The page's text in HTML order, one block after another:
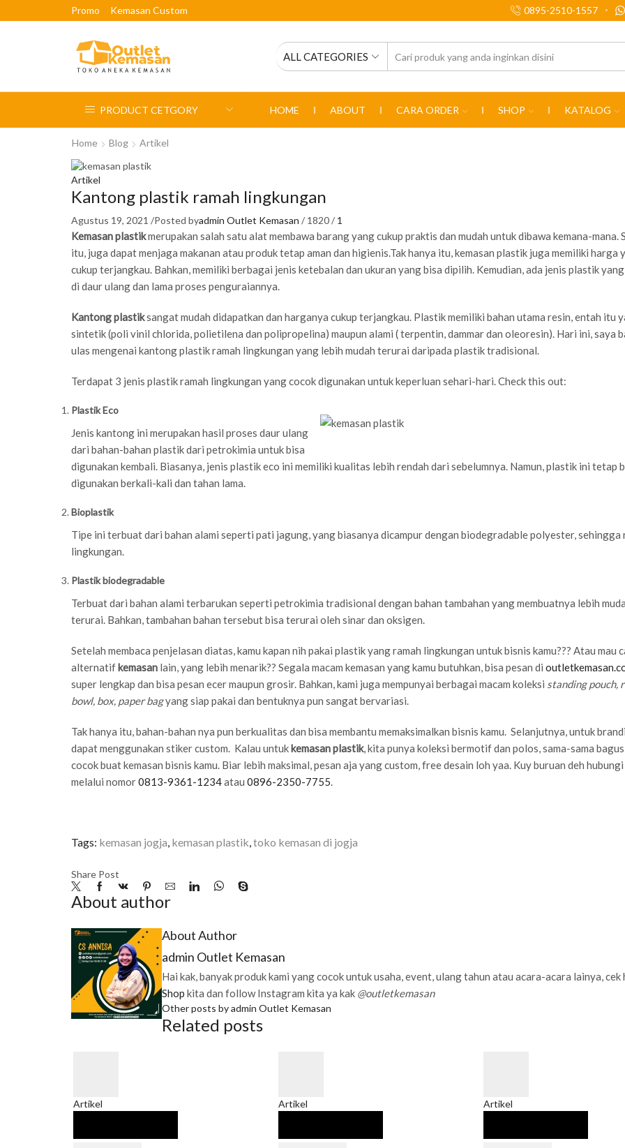
Promo Kemasan Custom 0895-2510-1557
ALL CATEGORIES
SEARCH
PRODUCT CETGORY HOME ABOUT CARA ORDER SHOP KATALOG
Home Blog Artikel
Artikel
Kantong plastik ramah lingkungan
Agustus 19, 2021 /Posted byadmin Outlet Kemasan / 1820/ 1
Kemasan plastikmerupakan salah satu alat membawa barang yang cukup praktis dan mudah untuk dibawa kemana-mana.
itu, juga dapat menjaga makanan atau produk tetap aman dan higienis.Tak hanya itu, kemasan plastik juga memiliki harga
cukup terjangkau. Bahkan, memiliki berbagai jenis ketebalan dan ukuran yang bisa dipilih. Kemudian, ada jenis plastik yang
di daur ulang dan lama proses penguraiannya.
Kantong plastiksangat mudah didapatkan dan harganya cukup terjangkau. Plastik memiliki bahan utama resin, entah itu
sintetik (poli vinil chlorida, polietilena dan polipropelina) maupun alami ( terpentin, dammar dan oleoresin). Hari ini, saya
ulas mengenai kantong plastik ramah lingkungan yang lebih mudah terurai daripada plastik tradisional.
Terdapat 3 jenis plastik ramah lingkungan yang cocok digunakan untuk keperluan sehari-hari. Check this out:
Plastik Eco
Jenis kantong ini merupakan hasil proses daur ulang
dari bahan-bahan plastik dari petrokimia untuk bisa
digunakan kembali. Biasanya, jenis plastik eco ini memiliki kualitas lebih rendah dari sebelumnya. Namun, plastik ini tetap
digunakan berkali-kali dan tahan lama.
Bioplastik
Tipe ini terbuat dari bahan alami seperti pati jagung, yang biasanya dicampur dengan biodegradable polyester, sehingga
lingkungan.
Plastik biodegradable
Terbuat dari bahan alami terbarukan seperti petrokimia tradisional dengan bahan tambahan yang membuatnya lebih
terurai. Bahkan, tambahan bahan tersebut bisa terurai oleh sinar dan oksigen.
Setelah membaca penjelasan diatas, kamu kapan nih pakai plastik yang ramah lingkungan untuk bisnis kamu??? Atau mau
alternatifkemasan lain, yang lebih menarik?? Segala macam kemasan yang kamu butuhkan, bisa pesan di
super lengkap dan bisa pesan ecer maupun grosir. Bahkan, kami juga mempunyai berbagai macam koleksi standing pouch,
bowl, box, paper bagyang siap pakai dan bentuknya pun sangat bervariasi.
Tak hanya itu, bahan-bahan nya pun berkualitas dan bisa membantu memaksimalkan bisnis kamu. Selanjutnya, untuk
dapat menggunakan stiker custom. Kalau untukkemasan plastik, kita punya koleksi bermotif dan polos, sama-sama
cocok buat kemasan bisnis kamu. Biar lebih maksimal, pesan aja yang custom, free desain loh yaa. Kuy buruan deh
melalui nomor0813-9361-1234atau 0896-2350-7755.
Tags: kemasan jogja, kemasan plastik,toko kemasan di jogja
Share Post
About author
About Author
admin Outlet Kemasan
Hai kak, banyak produk kami yang cocok untuk usaha, event, ulang tahun atau acara-acara lainya, cek
Shop kita dan follow Instagram kita ya kak @outletkemasan
Other posts by admin Outlet Kemasan
Related posts
Artikel Artikel Artikel